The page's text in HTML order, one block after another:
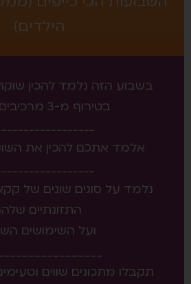
הילדים)
בשבוע הזה נלמד להכין
בטירוף מ-3 מרכיבים בלבד
אלמד אתכם להכין את
נלמד על סוגים שונים של
התזונתיים
ועל השימושים
תקבלו מתכונים שווים